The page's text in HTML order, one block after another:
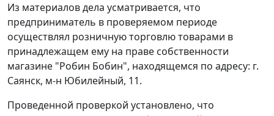
Из материалов дела усматривается, что
предприниматель в проверяемом периоде
осуществлял розничную торговлю товарами в
принадлежащем ему на праве собственности
магазине "Робин Бобин", находящемся по адресу: г.
Саянск, м-н Юбилейный, 11.
Проведенной проверкой установлено, что